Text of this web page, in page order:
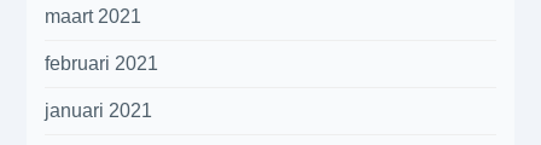
maart 2021
februari 2021
januari 2021